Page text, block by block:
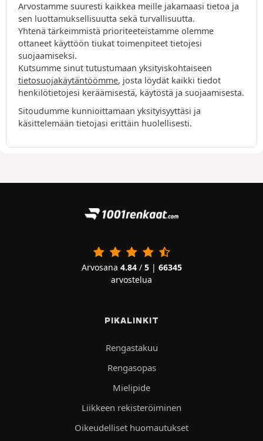
Arvostamme suuresti kaikkea meille jakamaasi tietoa ja
sen luottamuksellisuutta sekä turvallisuutta.
Yhtenä tärkeimmistä prioriteeteistamme olemme
ottaneet käyttöön tiukat toimenpiteet tietojesi
suojaamiseksi.
Kutsumme sinut tutustumaan yksityiskohtaiseen
tietosuojakäytäntöömme, josta löydät kaikki tiedot
henkilötietojesi keräämisestä, käytöstä ja suojaamisesta.
Sitoudumme kunnioittamaan yksityisyyttäsi ja
käsittelemään tietojasi erittäin huolellisesti.
Arvosana 4.84/ 5| 66345
arvostelua
PIKALINKIT
Rengastakuu
Rengasopas
Mielipide
Liikkeen rekisteröiminen
Oikeudelliset huomautukset